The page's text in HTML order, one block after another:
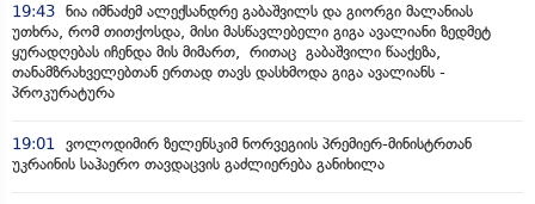
19:43 ნია იმნაძემ ალექსანდრე გაბაშვილს და გიორგი მალანიას
უთხრა, რომ თითქოსდა, მისი მასწავლებელი გიგა ავალიანი ზედმეტ
ყურადღებას იჩენდა მის მიმართ, რითაც გაბაშვილი წააქეზა,
თანამზრახველებთან ერთად თავს დასხმოდა გიგა ავალიანს -
პროკურატურა
19:01
ვოლოდიმირ ზელენსკიმ ნორვეგიის პრემიერ-მინისტრთან
უკრაინის საჰაერო თავდაცვის გაძლიერება განიხილა